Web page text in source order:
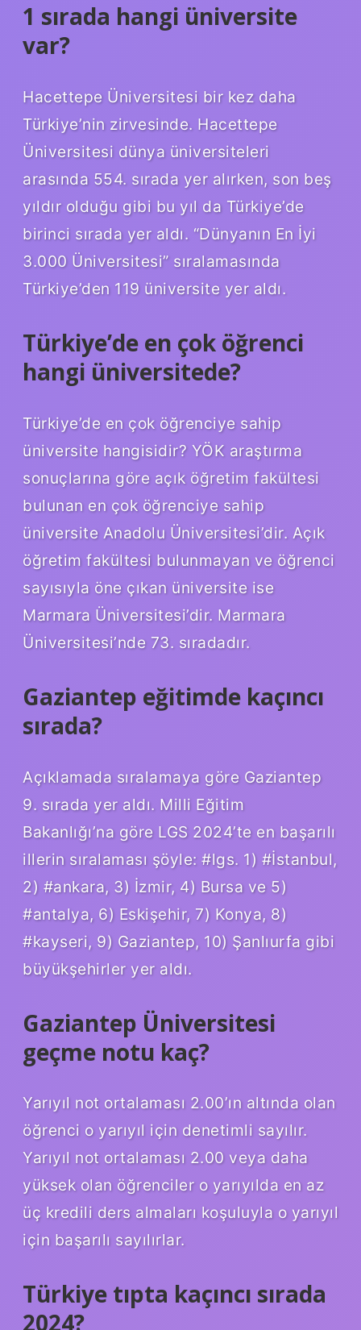
1 sırada hangi üniversite
var?
Hacettepe Üniversitesi bir kez daha
Türkiye’nin zirvesinde. Hacettepe
Üniversitesi dünya üniversiteleri
arasında 554. sırada yer alırken, son beş
yıldır olduğu gibi bu yıl da Türkiye’de
birinci sırada yer aldı. “Dünyanın En İyi
3.000 Üniversitesi” sıralamasında
Türkiye’den 119 üniversite yer aldı.
Türkiye’de en çok öğrenci
hangi üniversitede?
Türkiye’de en çok öğrenciye sahip
üniversite hangisidir? YÖK araştırma
sonuçlarına göre açık öğretim fakültesi
bulunan en çok öğrenciye sahip
üniversite Anadolu Üniversitesi’dir. Açık
öğretim fakültesi bulunmayan ve öğrenci
sayısıyla öne çıkan üniversite ise
Marmara Üniversitesi’dir. Marmara
Üniversitesi’nde 73. sıradadır.
Gaziantep eğitimde kaçıncı
sırada?
Açıklamada sıralamaya göre Gaziantep
9. sırada yer aldı. Milli Eğitim
Bakanlığı’na göre LGS 2024’te en başarılı
illerin sıralaması şöyle: #lgs. 1) #İstanbul,
2) #ankara, 3) İzmir, 4) Bursa ve 5)
#antalya, 6) Eskişehir, 7) Konya, 8)
#kayseri, 9) Gaziantep, 10) Şanlıurfa gibi
büyükşehirler yer aldı.
Gaziantep Üniversitesi
geçme notu kaç?
Yarıyıl not ortalaması 2.00’ın altında olan
öğrenci o yarıyıl için denetimli sayılır.
Yarıyıl not ortalaması 2.00 veya daha
yüksek olan öğrenciler o yarıyılda en az
üç kredili ders almaları koşuluyla o yarıyıl
için başarılı sayılırlar.
Türkiye tıpta kaçıncı sırada
2024?